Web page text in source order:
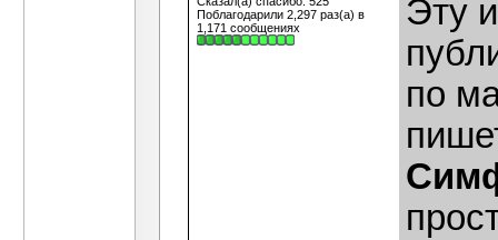
Поблагодарили 2,297 раз(а) в
1,171 сообщениях
Эту
по